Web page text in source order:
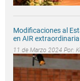
Modificaciones al
en AIR extraordinaria
11 de Marzo 2024 Por: